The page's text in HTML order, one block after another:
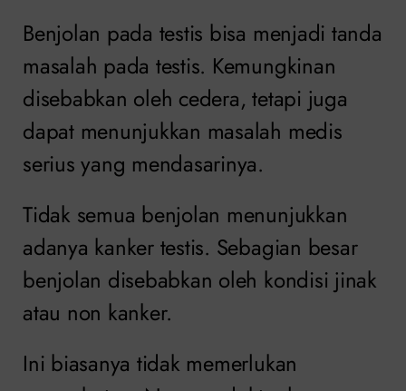
Benjolan pada testis bisa menjadi tanda
masalah pada testis. Kemungkinan
disebabkan oleh cedera, tetapi juga
dapat menunjukkan masalah medis
serius yang mendasarinya.
Tidak semua benjolan menunjukkan
adanya kanker testis. Sebagian besar
benjolan disebabkan oleh kondisi jinak
atau non kanker.
Ini biasanya tidak memerlukan